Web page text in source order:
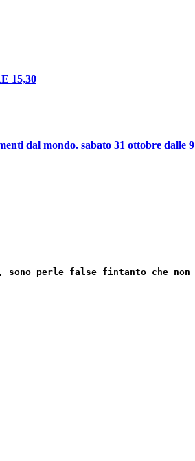
15,30
dal mondo. sabato 31 ottobre dalle 9
perle false fintanto che non